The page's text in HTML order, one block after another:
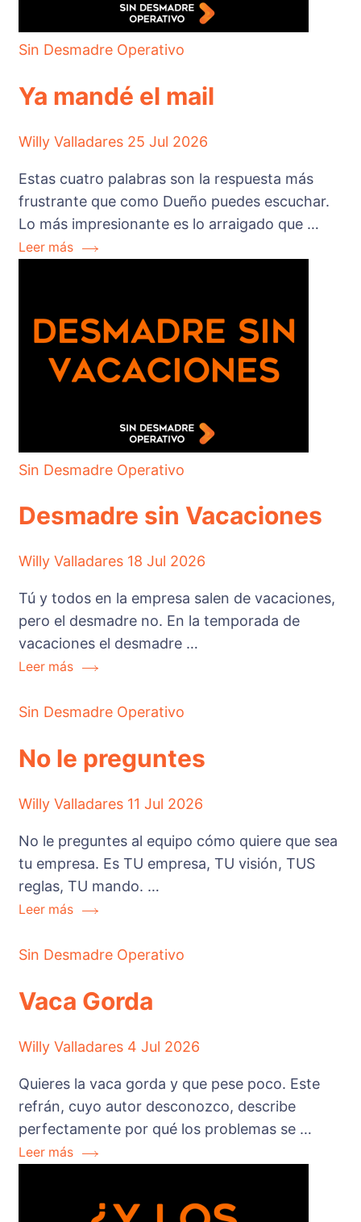
Sin Desmadre Operativo
Ya mandé el mail
Willy Valladares 25 Jul 2026
Estas cuatro palabras son la respuesta más
frustrante que como Dueño puedes escuchar.
Lo más impresionante es lo arraigado que …
Leer más
Sin Desmadre Operativo
Desmadre sin Vacaciones
Willy Valladares 18 Jul 2026
Tú y todos en la empresa salen de vacaciones,
pero el desmadre no. En la temporada de
vacaciones el desmadre …
Leer más
Sin Desmadre Operativo
No le preguntes
Willy Valladares 11 Jul 2026
No le preguntes al equipo cómo quiere que sea
tu empresa. Es TU empresa, TU visión, TUS
reglas, TU mando. …
Leer más
Sin Desmadre Operativo
Vaca Gorda
Willy Valladares 4 Jul 2026
Quieres la vaca gorda y que pese poco. Este
refrán, cuyo autor desconozco, describe
perfectamente por qué los problemas se …
Leer más